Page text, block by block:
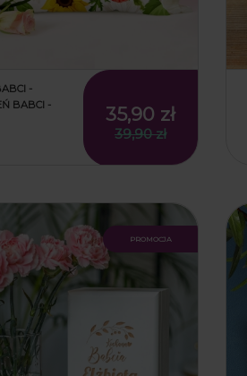
-
BABCI -
35,90 zł
39,90 zł
promocja